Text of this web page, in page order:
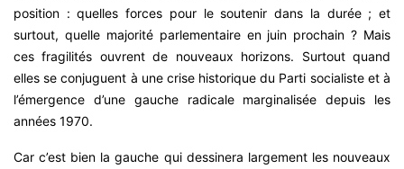
position : quelles forces pour le soutenir dans la durée ; et
surtout, quelle majorité parlementaire en juin prochain ? Mais
ces fragilités ouvrent de nouveaux horizons. Surtout quand
elles se conjuguent à une crise historique du Parti socialiste et à
l’émergence d’une gauche radicale marginalisée depuis les
années 1970.
Car c’est bien la gauche qui dessinera largement les nouveaux